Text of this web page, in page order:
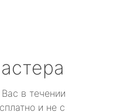
в течении
и не с